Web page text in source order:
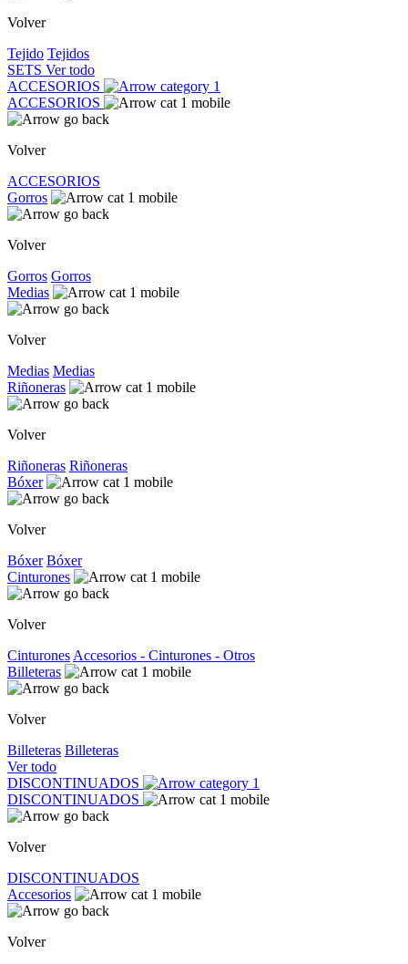
Volver
Tejido Tejidos
SETS Ver todo
ACCESORIOS
ACCESORIOS
Volver
ACCESORIOS
Gorros
Volver
Gorros Gorros
Medias
Volver
Medias Medias
Riñoneras
Volver
Riñoneras Riñoneras
Bóxer
Volver
Bóxer Bóxer
Cinturones
Volver
Cinturones Accesorios - Cinturones - Otros
Billeteras
Volver
Billeteras Billeteras
Ver todo
DISCONTINUADOS
DISCONTINUADOS
Volver
DISCONTINUADOS
Accesorios
Volver